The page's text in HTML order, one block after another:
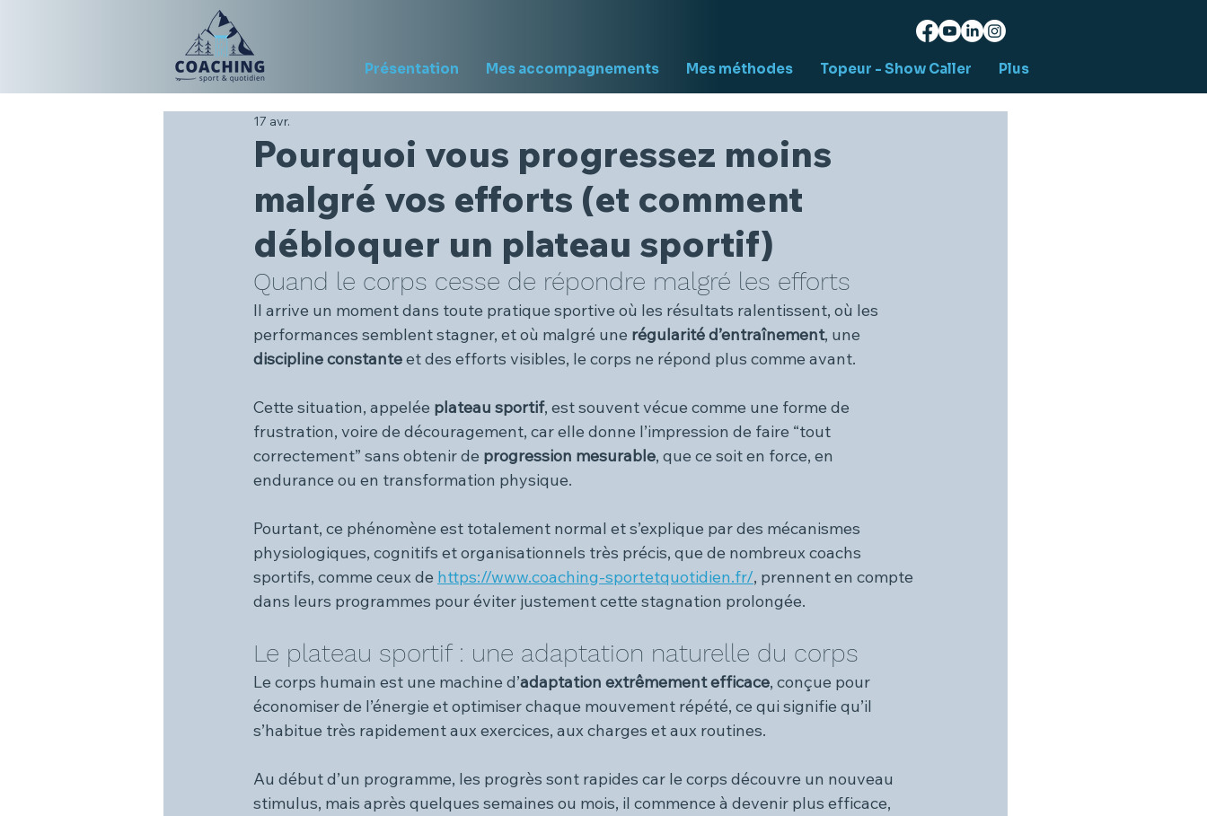
Présentation Mes accompagnements Mes méthodes Topeur - Show Caller Plus
Pourquoi vous progressez moins
malgré vos efforts (et comment
débloquer un plateau sportif)
17 avr.
Quand le corps cesse de répondre malgré les efforts
Il arrive un moment dans toute pratique sportive où les résultats ralentissent, où les
performances semblent stagner, et où malgré une régularité d’entraînement, une
discipline constante et des efforts visibles, le corps ne répond plus comme avant.
Cette situation, appelée plateau sportif, est souvent vécue comme une forme de
frustration, voire de découragement, car elle donne l’impression de faire “tout
correctement” sans obtenir de progression mesurable, que ce soit en force, en
endurance ou en transformation physique.
Pourtant, ce phénomène est totalement normal et s’explique par des mécanismes
physiologiques, cognitifs et organisationnels très précis, que de nombreux coachs
sportifs, comme ceux de https://www.coaching-sportetquotidien.fr/, prennent en compte
dans leurs programmes pour éviter justement cette stagnation prolongée.
Le plateau sportif : une adaptation naturelle du corps
Le corps humain est une machine d’adaptation extrêmement efficace, conçue pour
économiser de l’énergie et optimiser chaque mouvement répété, ce qui signifie qu’il
s’habitue très rapidement aux exercices, aux charges et aux routines.
Au début d’un programme, les progrès sont rapides car le corps découvre un nouveau
stimulus, mais après quelques semaines ou mois, il commence à devenir plus efficace,